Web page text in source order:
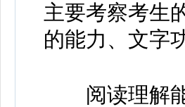
主要考察考生
的能力、文字
阅读理解能